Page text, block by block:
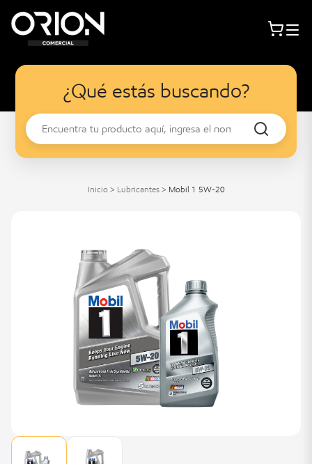
¿Qué estás buscando?
Inicio > Lubricantes > Mobil 1 5W-20